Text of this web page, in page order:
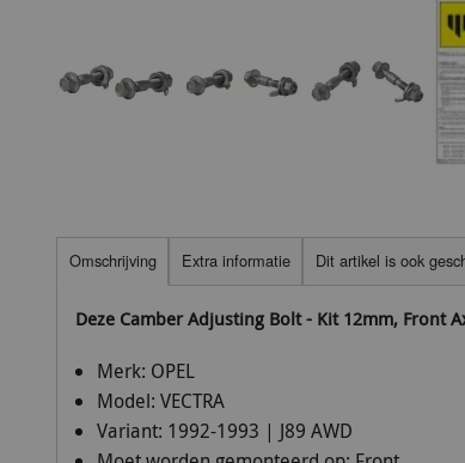
Omschrijving Extra informatie Dit artikel is ook
Deze Camber Adjusting Bolt - Kit 12mm, Front
Merk: OPEL
Model: VECTRA
Variant: 1992-1993 | J89 AWD